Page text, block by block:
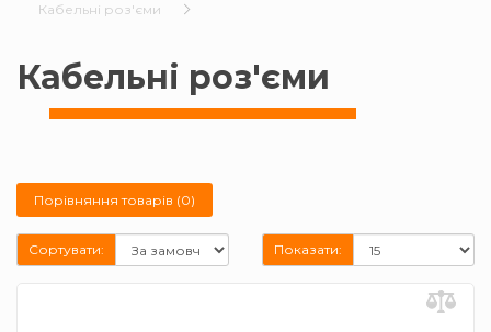
Кабельні роз'єми
Кабельні роз'єми
Порівняння товарів (0)
Сортувати: Показати: